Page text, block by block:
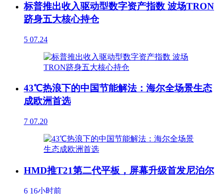
标普推出收入驱动型数字资产指数 波场TRON
跻身五大核心持仓
5 07.24
43℃热浪下的中国节能解法：海尔全场景生态
成欧洲首选
7 07.20
HMD推T21第二代平板，屏幕升级首发尼泊尔
6 16小时前